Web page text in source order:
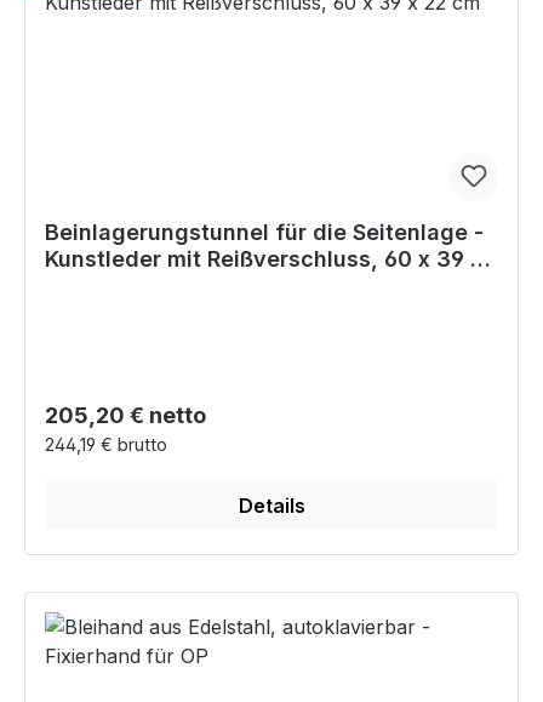
Beinlagerungstunnel für die Seitenlage -
Kunstleder mit Reißverschluss, 60 x 39 x
Regulärer Preis:
205,20 € netto
244,19 € brutto
Details